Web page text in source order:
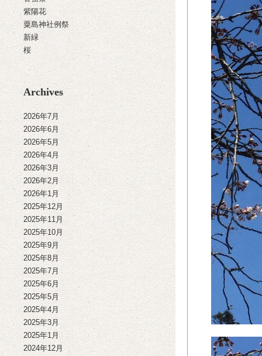
紫陽花
粟島神社例祭
新緑
桜
Archives
2026年7月
2026年6月
2026年5月
2026年4月
2026年3月
2026年2月
2026年1月
2025年12月
2025年11月
2025年10月
2025年9月
2025年8月
2025年7月
2025年6月
2025年5月
2025年4月
2025年3月
2025年1月
2024年12月